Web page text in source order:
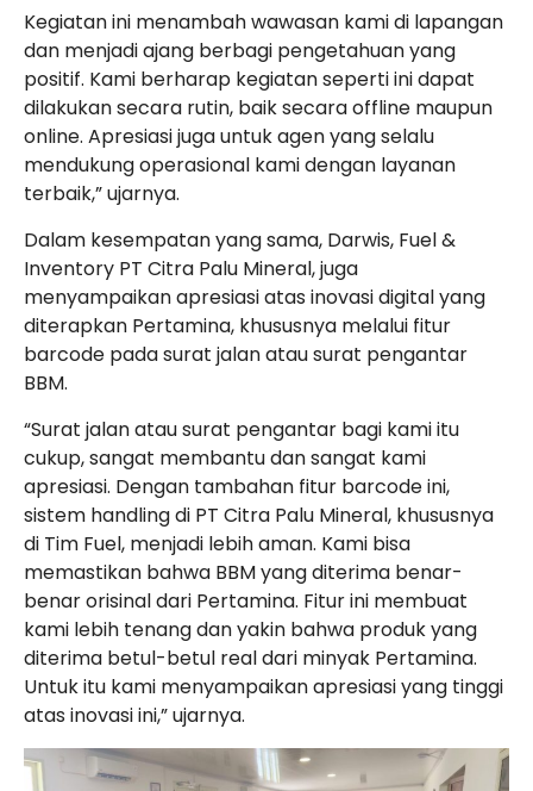
Kegiatan ini menambah wawasan kami di lapangan
dan menjadi ajang berbagi pengetahuan yang
positif. Kami berharap kegiatan seperti ini dapat
dilakukan secara rutin, baik secara offline maupun
online. Apresiasi juga untuk agen yang selalu
mendukung operasional kami dengan layanan
terbaik,” ujarnya.
Dalam kesempatan yang sama, Darwis, Fuel &
Inventory PT Citra Palu Mineral, juga
menyampaikan apresiasi atas inovasi digital yang
diterapkan Pertamina, khususnya melalui fitur
barcode pada surat jalan atau surat pengantar
BBM.
“Surat jalan atau surat pengantar bagi kami itu
cukup, sangat membantu dan sangat kami
apresiasi. Dengan tambahan fitur barcode ini,
sistem handling di PT Citra Palu Mineral, khususnya
di Tim Fuel, menjadi lebih aman. Kami bisa
memastikan bahwa BBM yang diterima benar-
benar orisinal dari Pertamina. Fitur ini membuat
kami lebih tenang dan yakin bahwa produk yang
diterima betul-betul real dari minyak Pertamina.
Untuk itu kami menyampaikan apresiasi yang tinggi
atas inovasi ini,” ujarnya.